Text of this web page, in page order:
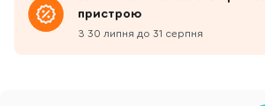
пристрою
З 30 липня до 31 серпня